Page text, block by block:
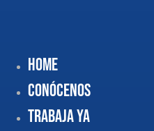
Home
Conócenos
Trabaja Ya